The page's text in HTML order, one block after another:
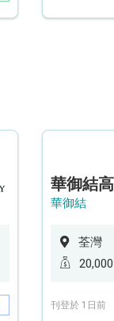
華御結
荃灣
刊登於 1日前